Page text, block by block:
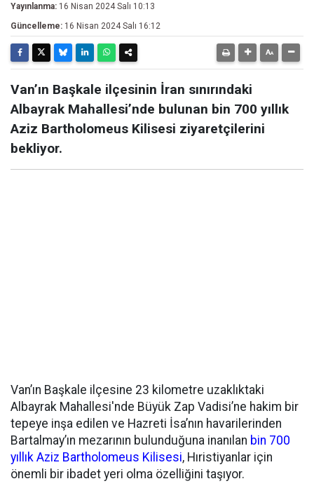
Yayınlanma: 16 Nisan 2024 Salı 10:13
Güncelleme: 16 Nisan 2024 Salı 16:12
Van’ın Başkale ilçesinin İran sınırındaki
Albayrak Mahallesi’nde bulunan bin 700 yıllık
Aziz Bartholomeus Kilisesi ziyaretçilerini
bekliyor.
Van’ın Başkale ilçesine 23 kilometre uzaklıktaki
Albayrak Mahallesi'nde Büyük Zap Vadisi’ne hakim bir
tepeye inşa edilen ve Hazreti İsa’nın havarilerinden
Bartalmay’ın mezarının bulunduğuna inanılan bin 700
yıllık Aziz Bartholomeus Kilisesi, Hıristiyanlar için
önemli bir ibadet yeri olma özelliğini taşıyor.